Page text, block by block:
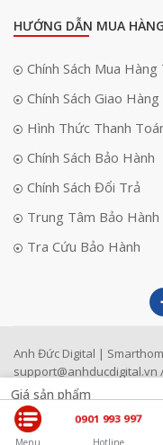
Giá sản phẩm
Menu
0901 993 997
Hotline
HƯỚNG DẪN MUA HÀNG
Chính Sách Mua
Chính Sách Giao Hàng
Hình Thức Thanh
Chính Sách Bảo Hành
Chính Sách Đổi Trả
Trung Tâm Bảo Hành
Tra Cứu Bảo Hành
Anh Đức Digital |
support@anhducdigital.vn
đầu tư TP Đà Nẵng cấp ngày